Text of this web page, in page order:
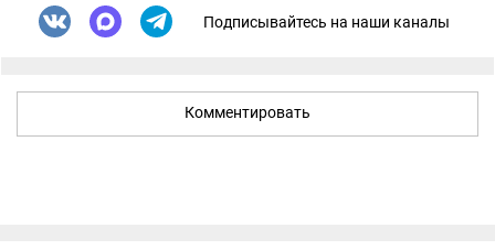
Подписывайтесь на наши каналы
Комментировать